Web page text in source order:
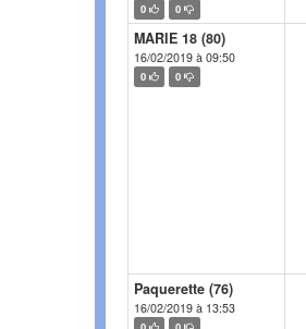
0 0
MARIE 18 (80)
16/02/2019 à 09:50
0 0
Paquerette (76)
16/02/2019 à 13:53